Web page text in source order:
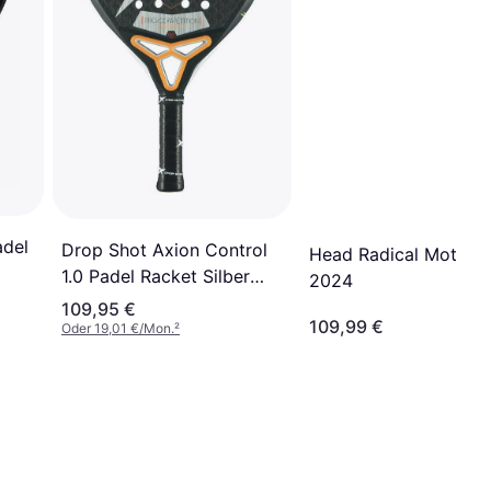
Drop Shot Axion Control
1.0 Padel Racket Silber
350-370 gr
109,95 €
Oder 19,01 €/Mon.²
Head Radical Motion
2024
109,99 €